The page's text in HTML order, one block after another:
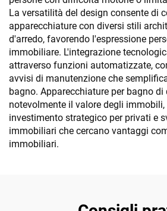
La versatilità del design consente di
apparecchiature con diversi stili
d'arredo, favorendo l'espressione
immobiliare. L'integrazione
attraverso funzioni automatizzate,
avvisi di manutenzione che
bagno. Apparecchiature per bagno
notevolmente il valore degli
investimento strategico per privati e
immobiliari che cercano vantaggi
immobiliari.